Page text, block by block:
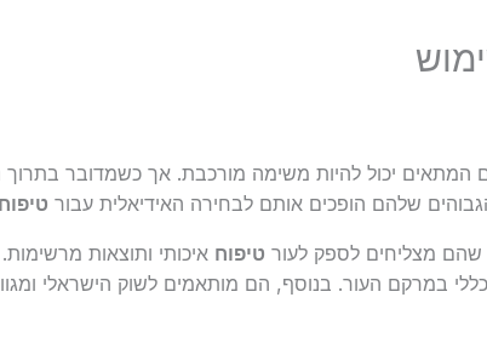
יכול להיות משימה מורכבת. אך כשמדובר בתרוך
שלהם הופכים אותם לבחירה האידיאלית עבור טיפוח
טיפוח איכותי ותוצאות
במרקם העור. בנוסף, הם מותאמים לשוק הישראלי